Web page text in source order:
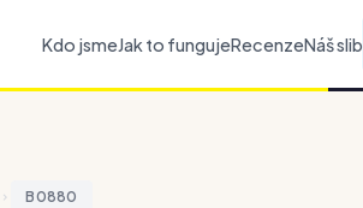
Kdo jsmeJak to fungujeRecenzeNáš slib
B0880